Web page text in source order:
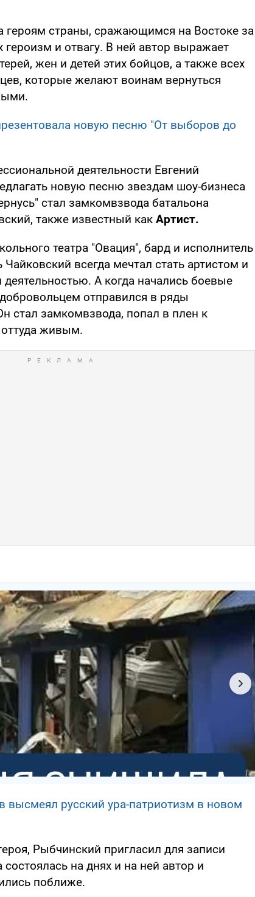
героям страны, сражающимся на Востоке за
героизм и отвагу. В ней автор выражает
жен и детей этих бойцов, а также всех
которые желают воинам вернуться
новую песню "От выборов до
деятельности Евгений
новую песню звездам шоу-бизнеса
стал замкомвзвода батальона
также известный как Артист.
театра "Овация", бард и исполнитель
всегда мечтал стать артистом и
деятельностью. А когда начались боевые
отправился в ряды
стал замкомвзвода, попал в плен к
живым.
высмеял русский ура-патриотизм в новом
Рыбчинский пригласил для записи
на днях и на ней автор и
поближе.